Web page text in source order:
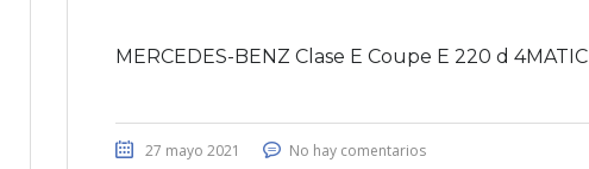
MERCEDES-BENZ Clase E Coupe E 220 d 4MATIC
27 mayo 2021 No hay comentarios